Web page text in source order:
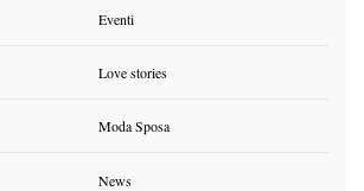
Eventi
Love stories
Moda Sposa
News